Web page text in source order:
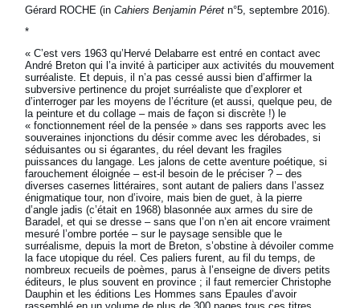
Gérard ROCHE (inCahiers Benjamin Péret n°5, septembre 2016).
*
« C’est vers 1963 qu’Hervé Delabarre est entré en contact avec
André Breton qui l’a invité à participer aux activités du mouvement
surréaliste. Et depuis, il n’a pas cessé aussi bien d’affirmer la
subversive pertinence du projet surréaliste que d’explorer et
d’interroger par les moyens de l’écriture (et aussi, quelque peu, de
la peinture et du collage – mais de façon si discrète !) le
« fonctionnement réel de la pensée » dans ses rapports avec les
souveraines injonctions du désir comme avec les dérobades, si
séduisantes ou si égarantes, du réel devant les fragiles
puissances du langage. Les jalons de cette aventure poétique, si
farouchement éloignée – est-il besoin de le préciser ? – des
diverses casernes littéraires, sont autant de paliers dans l’assez
énigmatique tour, non d’ivoire, mais bien de guet, à la pierre
d’angle jadis (c’était en 1968) blasonnée aux armes du sire de
Baradel, et qui se dresse – sans que l’on n’en ait encore vraiment
mesuré l’ombre portée – sur le paysage sensible que le
surréalisme, depuis la mort de Breton, s’obstine à dévoiler comme
la face utopique du réel. Ces paliers furent, au fil du temps, de
nombreux recueils de poèmes, parus à l’enseigne de divers petits
éditeurs, le plus souvent en province ; il faut remercier Christophe
Dauphin et les éditions Les Hommes sans Epaules d’avoir